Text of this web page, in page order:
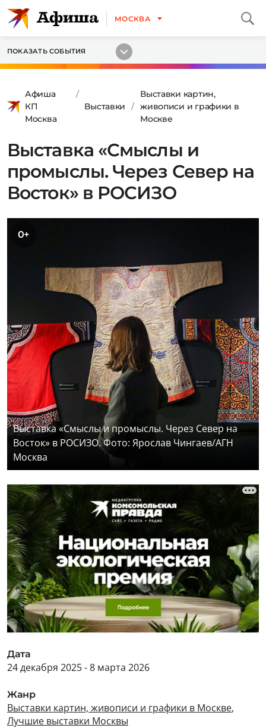
МОСКВА
ПОКАЗАТЬ СОБЫТИЯ
Афиша
КП
Москва
Выставки
Выставки картин,
живописи и графики в
Москве
Выставка «Смыслы и
промыслы. Через Север на
Восток» в РОСИЗО
0+
Выставка «Смыслы и промыслы. Через Север на
Восток» в РОСИЗО. Фото: Ярослав Чингаев/АГН
Москва
Дата
24 декабря 2025 - 8 марта 2026
Жанр
Выставки картин, живописи и графики в Москве,
Лучшие выставки Москвы